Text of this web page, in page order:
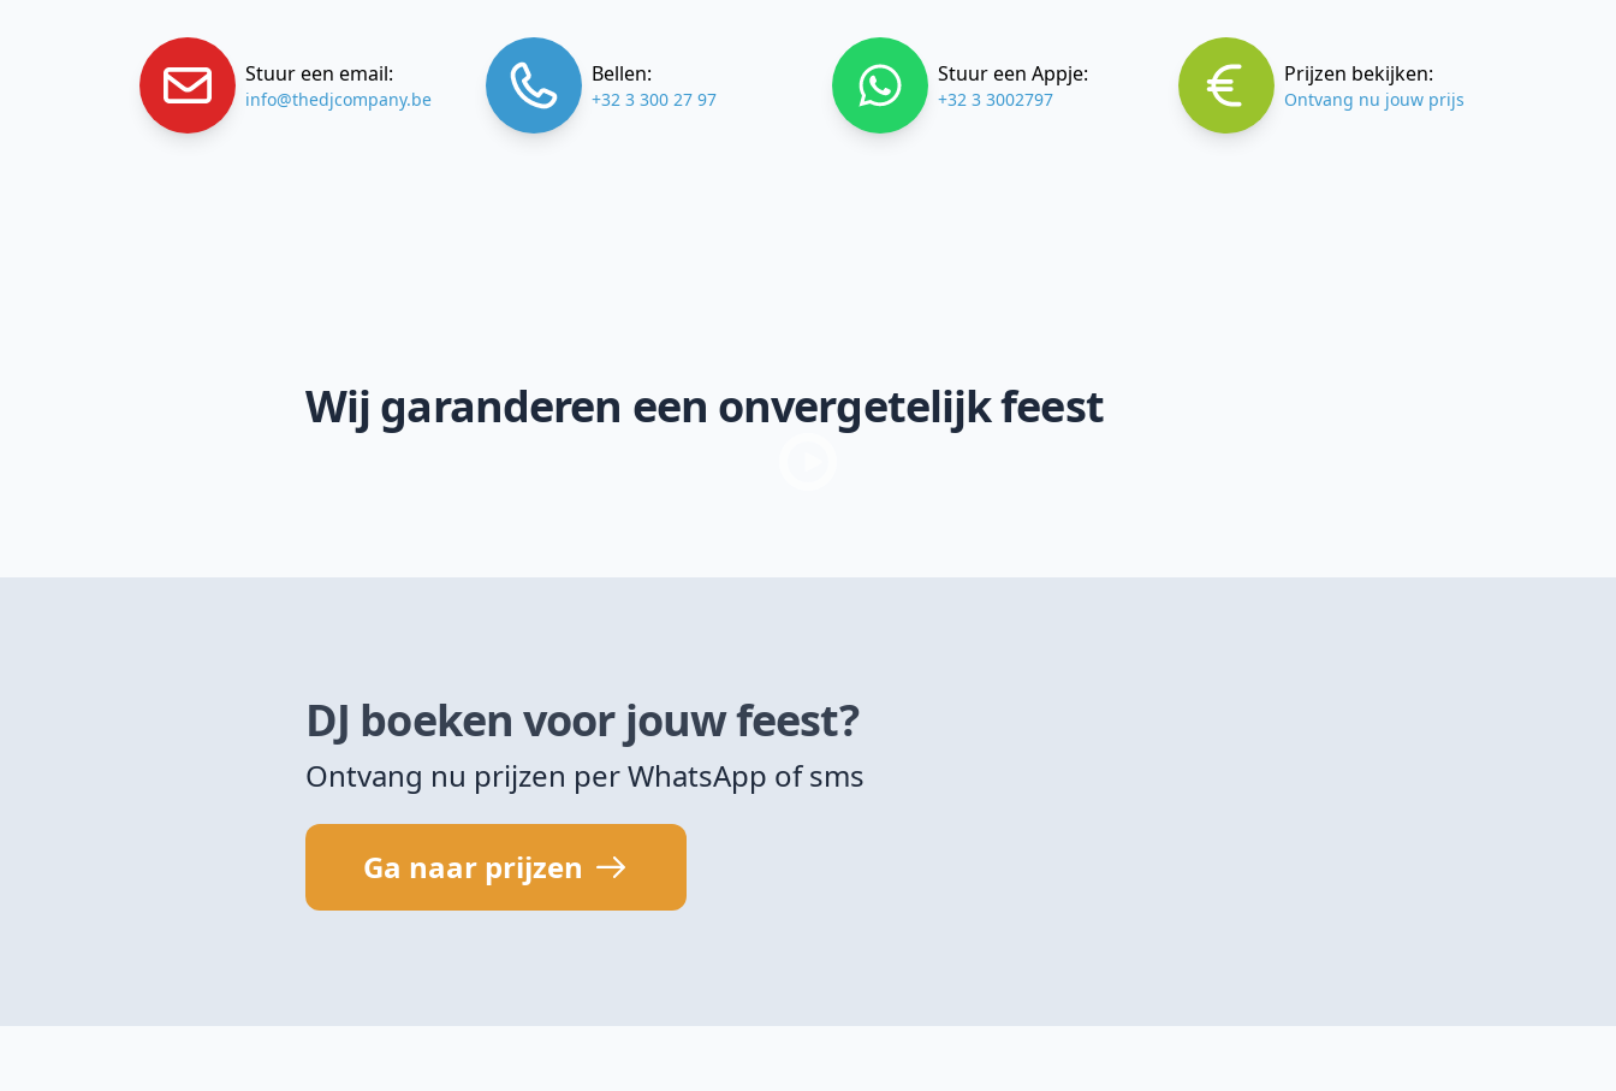
Stuur een email:
info@thedjcompany.be
Bellen:
+32 3 300 27 97
Stuur een Appje:
+32 3 3002797
Prijzen bekijken:
Ontvang nu jouw prijs
Wij garanderen een onvergetelijk feest
DJ boeken voor jouw feest?
Ontvang nu prijzen per WhatsApp of sms
Ga naar prijzen